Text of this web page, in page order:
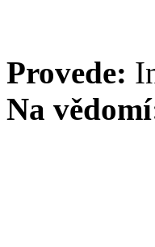
Provede:
Na